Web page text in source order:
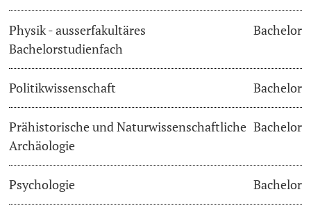
Physik - ausserfakultäres
Bachelorstudienfach
Bachelor
Politikwissenschaft Bachelor
Prähistorische und Naturwissenschaftliche
Archäologie
Bachelor
Psychologie Bachelor